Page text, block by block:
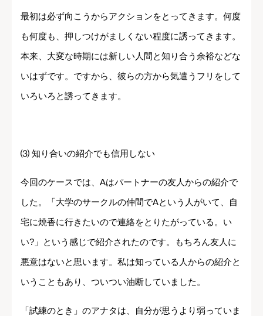
最初は必ず向こうからアクションをとってきます。何度
も何度も、押しつけがましくない程度に誘ってきます。
本来、大変な時期には新しい人間と知り合う余裕などな
いはずです。ですから、彼らの方から気遣うフリをして
いろいろと誘ってきます。
⑶ 知り合いの紹介でも信用しない
今回のケースでは、Aはパートナーの友人からの紹介で
した。「大学のサークルの仲間でAという人がいて、自
宅に焼香に行きたいので連絡をとりたがっている。い
い?」という感じで紹介されたのです。もちろん友人に
悪意はないと思います。私は知っている人からの紹介と
いうこともあり、ついつい油断していました。
「試練のとき」のアナタは、自分が思うより弱っていま